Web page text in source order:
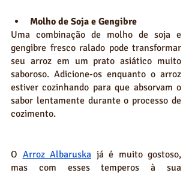
Molho de Soja e Gengibre
Uma combinação de molho de soja e
gengibre fresco ralado pode transformar
seu arroz em um prato asiático muito
saboroso. Adicione-os enquanto o arroz
estiver cozinhando para que absorvam o
sabor lentamente durante o processo de
cozimento.
O Arroz Albaruska já é muito gostoso,
mas com esses temperos à sua